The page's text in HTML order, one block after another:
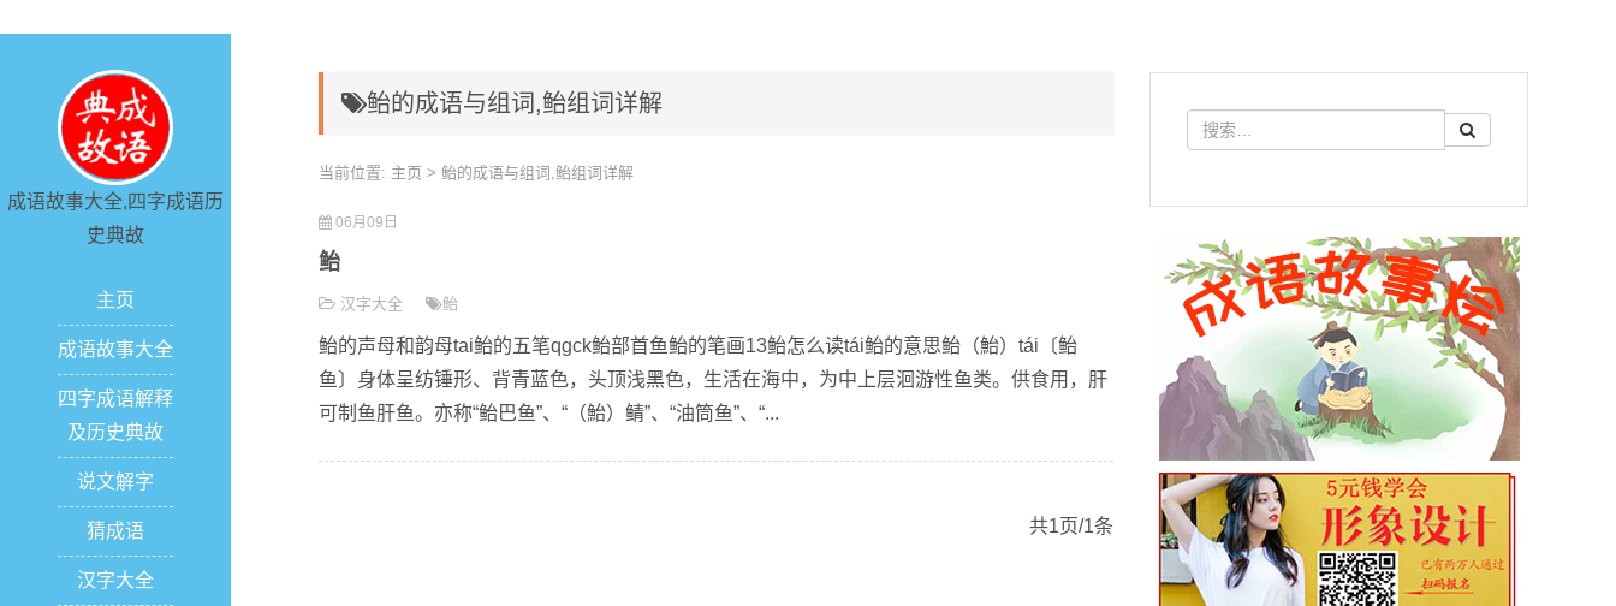
成语故事大全,四字成语历
史典故
主页
成语故事大全
四字成语解释
及历史典故
说文解字
猜成语
汉字大全
鲐的成语与组词,鲐组词详解
当前位置: 主页 > 鲐的成语与组词,鲐组词详解
06月09日
鲐
汉字大全 鲐
鲐的声母和韵母tai鲐的五笔qgck鲐部首鱼鲐的笔画13鲐怎么读tái鲐的意思鲐（鮐）tái〔鲐
鱼〕身体呈纺锤形、背青蓝色，头顶浅黑色，生活在海中，为中上层洄游性鱼类。供食用，肝
可制鱼肝鱼。亦称“鲐巴鱼”、“（鮐）鲭”、“油筒鱼”、“...
共1页/1条